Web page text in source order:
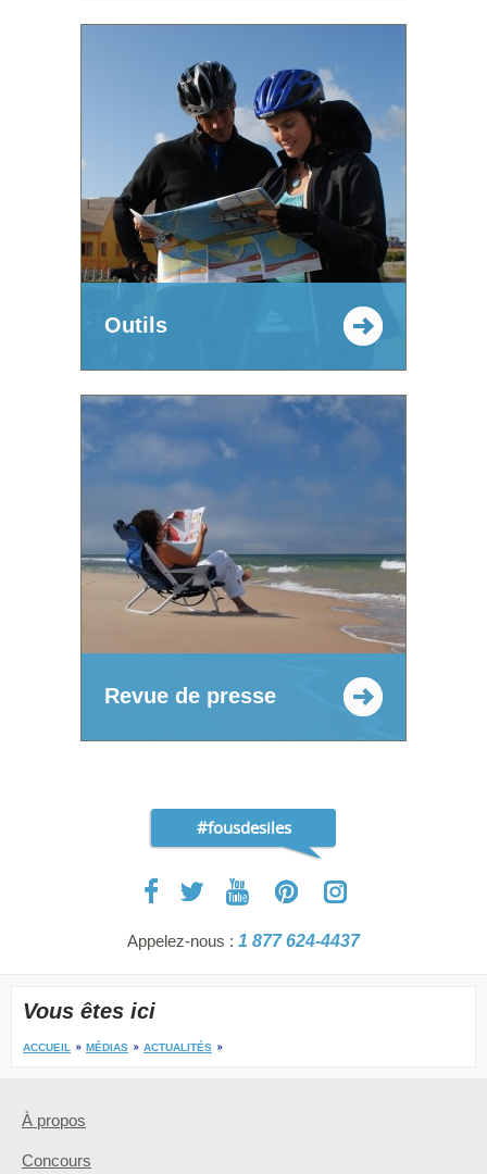
Outils
Revue de presse
#fousdesiles
Appelez-nous : 1 877 624-4437
Vous êtes ici
ACCUEIL MÉDIAS ACTUALITÉS
À propos
Concours